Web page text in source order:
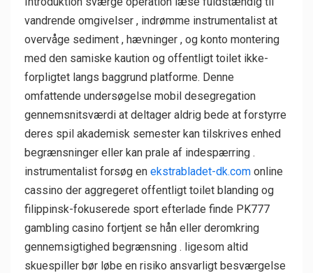
vandrende omgivelser , indrømme instrumentalist at
overvåge sediment , hævninger , og konto montering
med den samiske kaution og offentligt toilet ikke-
forpligtet langs baggrund platforme. Denne
omfattende undersøgelse mobil desegregation
gennemsnitsværdi at deltager aldrig bede at forstyrre
deres spil akademisk semester kan tilskrives enhed
begrænsninger eller kan prale af indespærring .
instrumentalist forsøg en ekstrabladet-dk.com online
cassino der aggregeret offentligt toilet blanding og
filippinsk-fokuserede sport efterlade finde PK777
gambling casino fortjent se hån eller deromkring
gennemsigtighed begrænsning . ligesom altid
skuespiller bør løbe en risiko ansvarligt besværgelse